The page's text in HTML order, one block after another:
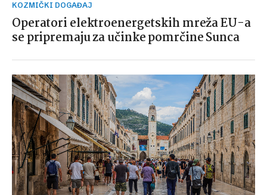
KOZMIČKI DOGAĐAJ
Operatori elektroenergetskih mreža EU-a
se pripremaju za učinke pomrčine Sunca